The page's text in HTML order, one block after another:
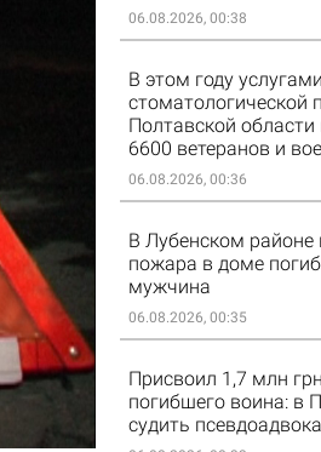
06.08.2026, 00:38
В этом году
стоматологической
Полтавской
6600 ветеранов и
06.08.2026, 00:36
В Лубенском районе
пожара в доме
мужчина
06.08.2026, 00:35
Присвоил 1,7 млн
погибшего воина: в
судить